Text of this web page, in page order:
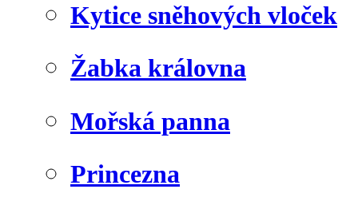
Kytice sněhových vloček
Žabka královna
Mořská panna
Princezna